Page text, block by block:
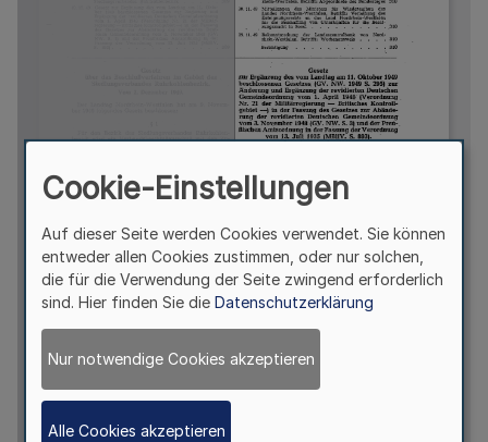
Cookie-Einstellungen
Auf dieser Seite werden Cookies verwendet. Sie können
entweder allen Cookies zustimmen, oder nur solchen,
die für die Verwendung der Seite zwingend erforderlich
sind. Hier finden Sie die Datenschutzerklärung
Nur notwendige Cookies akzeptieren
Alle Cookies akzeptieren